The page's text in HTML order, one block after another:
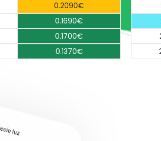
0.2090€
0.1690€
0.1700€
0.1370€